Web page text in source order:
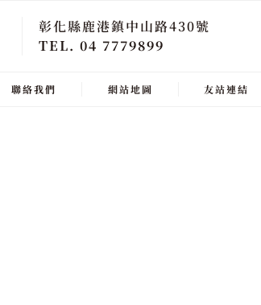
彰化縣鹿港鎮中山路430號
TEL. 04 7779899
聯絡我們 網站地圖 友站連結